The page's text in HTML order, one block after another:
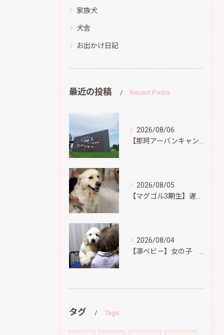
家族犬
犬舎
お出かけ日記
最近の投稿 Recent Posts
2026/08/06
【那珂アーバンキャンプフィールド】
2026/08/05
【マグゴル3期生】遅ればせながら
2026/08/04
【凛ベビー】女の子 Ⅱ
タグ Tags